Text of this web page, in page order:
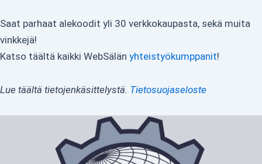
Saat parhaat alekoodit yli 30 verkkokaupasta, sekä muita
vinkkejä!
Katso täältä kaikki WebSälän yhteistyökumppanit!
Lue täältä tietojenkäsittelystä. Tietosuojaseloste